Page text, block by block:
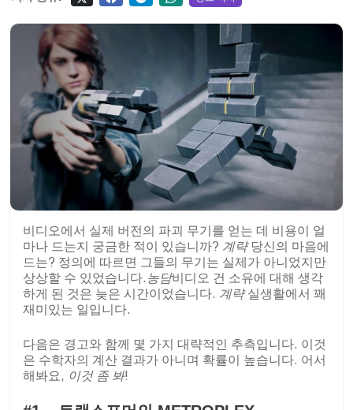
비디오에서 실제 버전의 파괴 무기를 얻는 데 비용이 얼
마나 드는지 궁금한 적이 있습니까? 계략당신의 마음에
드는? 정의에 따르면 그들의 무기는 실제가 아니었지만
상상할 수 있었습니다. 농담비디오 건 소유에 대해 생각
하게 된 것은 늦은 시간이었습니다. 계략실생활에서 꽤
재미있는 일입니다.
다음은 경고와 함께 몇 가지 대략적인 추측입니다. 이것
은 수학자의 계산 결과가 아니며 확률이 높습니다. 어서
해봐요, 이것 좀 봐!